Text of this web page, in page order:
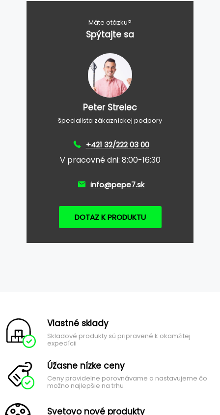
Máte otázku?
Spýtajte sa
Peter Strelec
špecialista zákazníckej podpory
+421 32/222 03 00
V pracovné dni: 8:00-16:30
info@pepe7.sk
DOTAZ K PRODUKTU
Vlastné sklady
Skladové produkty sú pripravené k okamžitej
expedícii
Úžasne nízke ceny
Ceny pravidelne porovnávame a nastavujeme čo
možno najlepšie na trhu
Svetovo nové produkty